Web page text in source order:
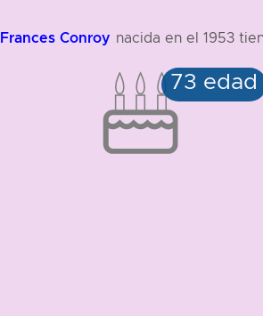
Frances Conroy nacida en el 1953